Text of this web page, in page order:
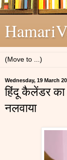
Wednesday, 19 March
हिंदू कैलेंडर
नलवाया